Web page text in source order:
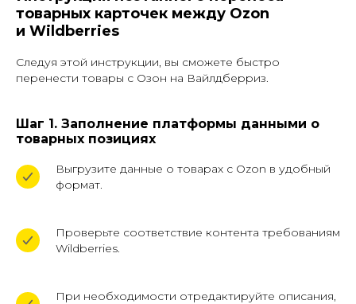
товарных карточек между Ozon
и Wildberries
Следуя этой инструкции, вы сможете быстро
перенести товары с Озон на Вайлдберриз.
Шаг 1. Заполнение платформы данными о
товарных позициях
Выгрузите данные о товарах с Ozon в удобный
формат.
Проверьте соответствие контента требованиям
Wildberries.
При необходимости отредактируйте описания,